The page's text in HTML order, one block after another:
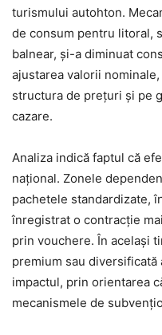
turismului autohton.
de consum pentru litoral,
balnear, și-a diminuat
ajustarea valorii
structura de prețuri și pe
cazare.
Analiza indică faptul că
național. Zonele
pachetele standardizate,
înregistrat o contracție
prin vouchere. În același
premium sau
impactul, prin orientarea
mecanismele de